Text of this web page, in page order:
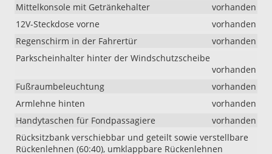
Mittelkonsole mit Getränkehalter
vorhanden
12V-Steckdose vorne
vorhanden
Regenschirm in der Fahrertür
vorhanden
Parkscheinhalter hinter der Windschutzscheibe
vorhanden
Fußraumbeleuchtung
vorhanden
Armlehne hinten
vorhanden
Handytaschen für Fondpassagiere
vorhanden
Rücksitzbank verschiebbar und geteilt sowie verstellbare
Rückenlehnen (60:40), umklappbare Rückenlehnen